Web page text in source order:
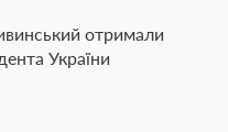
отримали
України